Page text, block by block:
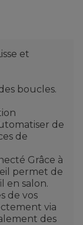
et
boucles.
de
de
Grâce à
permet de
en salon.
de vos
via
des